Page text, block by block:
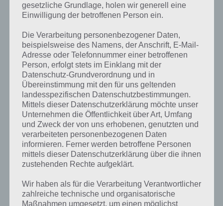
Kurze Begriffserklärung zur Lösung
Mahlen
Mahlen ist die Lösung für das tägliche Rätsel am 2.10.2017 in 4 Bilder
1 Wort, doch welche Bedeutung hat dieses eigentlich?
So richtig passt der Begriff zwar nicht zu Halloween, trotzdem
musstest du es heute erraten. So bezeichnet mahlen (in der Regel
mittels einer Mühle) das Zerkleinern von Material. Dabei wird dieses
gerieben und gequetscht. Unter Mahlen versteht man dabei auch
häufig die Tätigkeit des Mahlens. Hast du gewusst, dass Mahlen
auch beim Weinbau vorkommt? Hier werden die Trauben so
geben.
gesetzliche Grundlage, holen wir generell eine
Einwilligung der betroffenen Person ein.
Die Verarbeitung personenbezogener Daten,
beispielsweise des Namens, der Anschrift, E-Mail-
Adresse oder Telefonnummer einer betroffenen
Person, erfolgt stets im Einklang mit der
Datenschutz-Grundverordnung und in
Übereinstimmung mit den für uns geltenden
landesspezifischen Datenschutzbestimmungen.
Mittels dieser Datenschutzerklärung möchte unser
Unternehmen die Öffentlichkeit über Art, Umfang
und Zweck der von uns erhobenen, genutzten und
verarbeiteten personenbezogenen Daten
informieren. Ferner werden betroffene Personen
mittels dieser Datenschutzerklärung über die ihnen
zustehenden Rechte aufgeklärt.
Wir haben als für die Verarbeitung Verantwortlicher
zahlreiche technische und organisatorische
Maßnahmen umgesetzt, um einen möglichst